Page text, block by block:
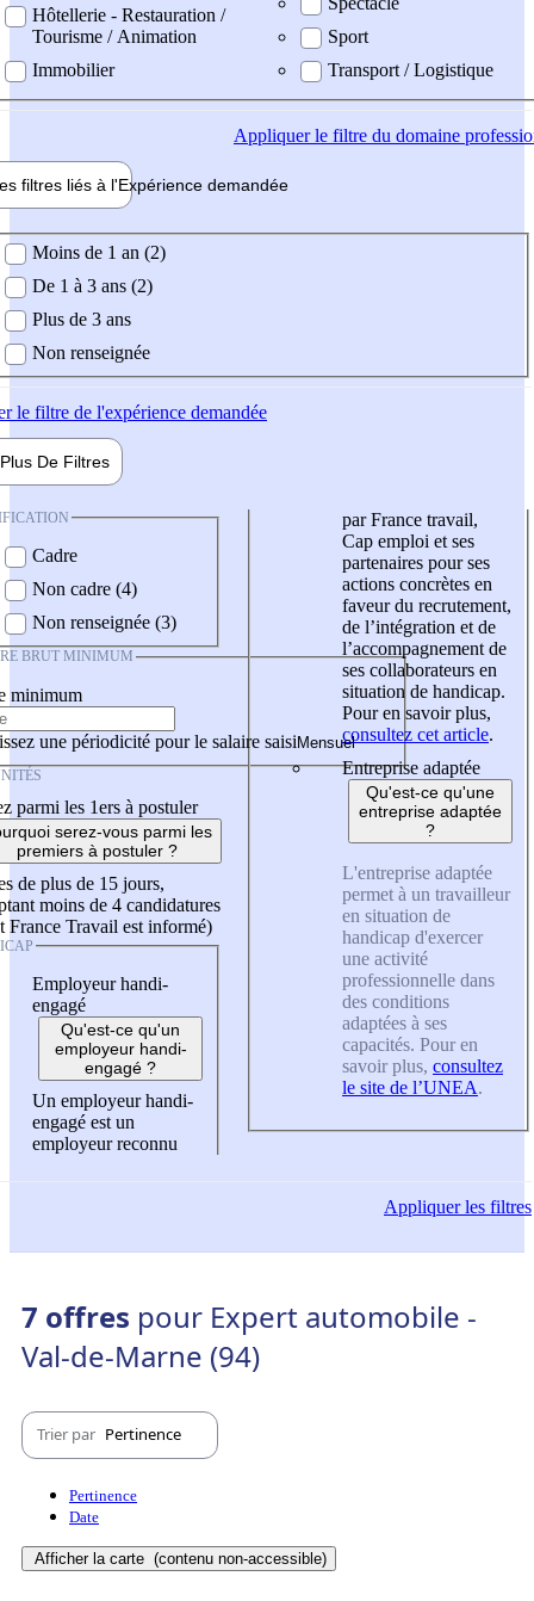
Hôtellerie - Restauration /
Tourisme / Animation
Immobilier
Sport
Transport / Logistique
Appliquerle filtre du domaine
filtres liés à l'Expérience demandée
demandée
Moins de 1 an (2)
De 1 à 3 ans (2)
Plus de 3 ans
Non renseignée
le filtre de l'expérience demandée
Plus De Filtres
Cadre
Non cadre (4)
Non renseignée (3)
BRUT MINIMUM
minimum
une périodicité pour le salaire saisi
parmi les 1ers à postuler
serez-vous parmi les
premiers à postuler ?
de plus de 15 jours,
moins de 4 candidatures
France Travail est informé)
Employeur handi-
engagé
Qu'est-ce qu'un
employeur handi-
engagé ?
Un employeur handi-
engagé est un
employeur reconnu
par France travail,
Cap emploi et ses
partenaires pour ses
actions concrètes en
faveur du recrutement,
de l’intégration et de
l’accompagnement de
ses collaborateurs en
situation de handicap.
Pour en savoir plus,
consultez cet article.
Entreprise adaptée
Qu'est-ce qu'une
entreprise adaptée
?
L'entreprise adaptée
permet à un travailleur
en situation de
handicap d'exercer
une activité
professionnelle dans
des conditions
adaptées à ses
capacités. Pour en
savoir plus, consultez
le site de l’UNEA.
Appliquerles filtres
7 offres pour Expert automobile -
Val-de-Marne (94)
Trier par Pertinence
Pertinence
Date
Afficher la carte (contenu non-accessible)